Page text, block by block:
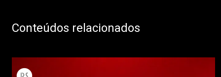
Conteúdos relacionados